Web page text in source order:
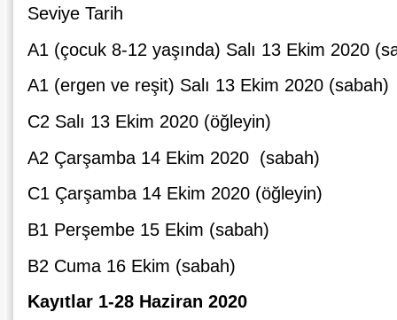
Seviye Tarih
Α1 (çocuk 8-12 yaşında) Salı 13 Ekim 2020
A1 (ergen ve reşit) Salı 13 Ekim 2020 (sabah)
C2 Salı 13 Ekim 2020 (öğleyin)
A2 Çarşamba 14 Ekim 2020 (sabah)
C1 Çarşamba 14 Ekim 2020 (öğleyin)
B1 Perşembe 15 Ekim (sabah)
B2 Cuma 16 Ekim (sabah)
Kayıtlar 1-28 Haziran 2020